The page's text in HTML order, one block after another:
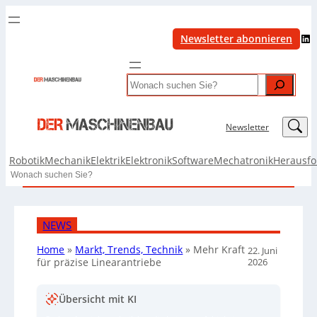
Newsletter abonnieren LinkedIn
Search
Newsletter LinkedIn
RobotikMechanikElektrikElektronikSoftwareMechatronik
Search
NEWS
Home » Markt, Trends, Technik » Mehr Kraft
für präzise Linearantriebe
22. Juni
2026
Übersicht mit KI